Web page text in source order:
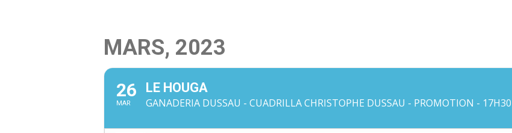
MARS, 2023
26
MAR
LE HOUGA
GANADERIA DUSSAU - CUADRILLA CHRISTOPHE DUSSAU - PROMOTION - 17H30